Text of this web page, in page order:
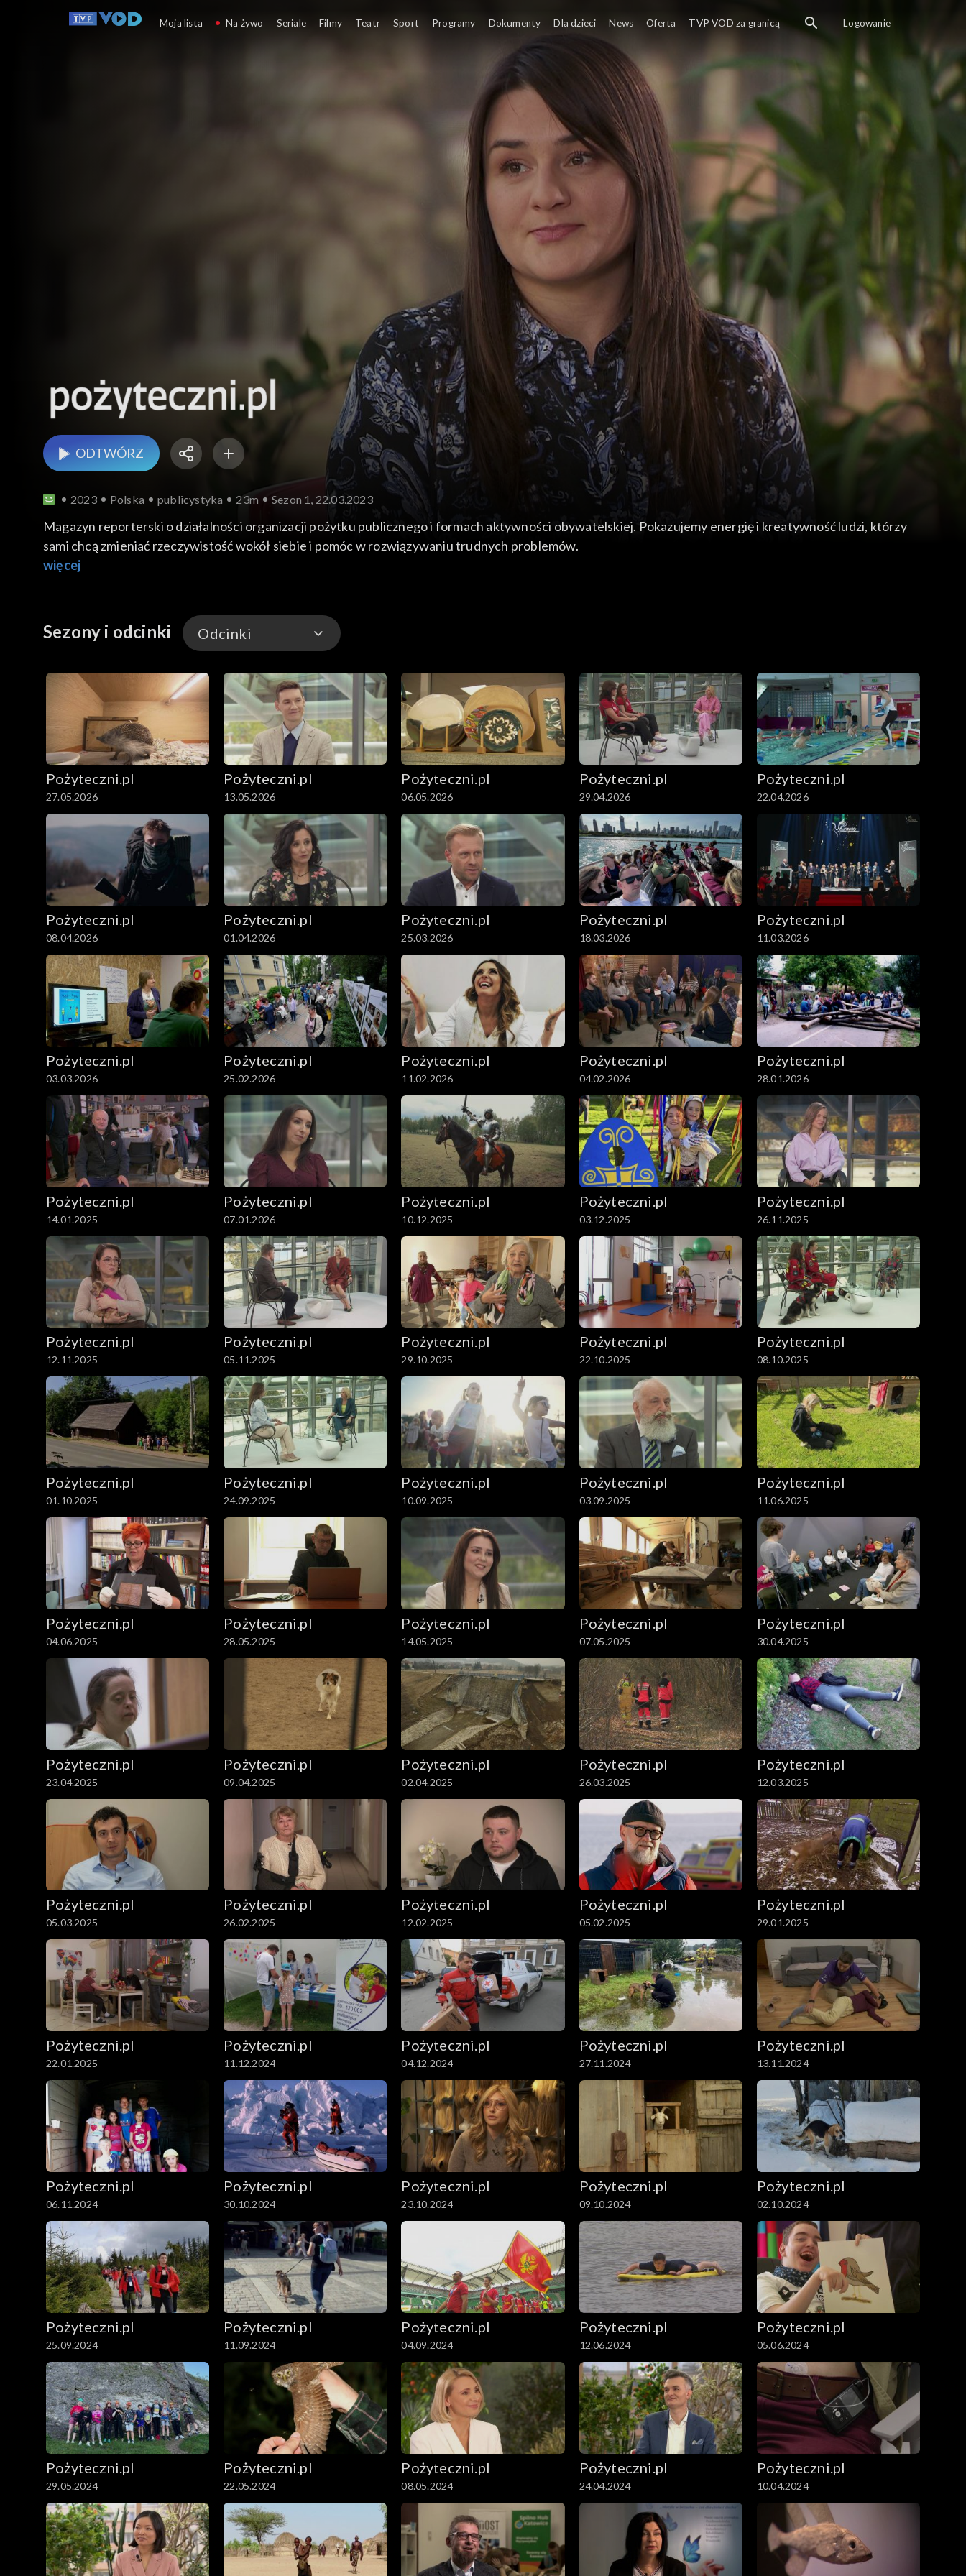
ODTWÓRZ
2023 Polska publicystyka 23m Sezon 1, 22.03.2023
Magazyn reporterski o działalności organizacji pożytku publicznego i formach aktywności obywatelskiej. Pokazujemy energię i kreatywność ludzi, którzy
sami chcą zmieniać rzeczywistość wokół siebie i pomóc w rozwiązywaniu trudnych problemów.
więcej
Sezony i odcinki Odcinki
Odcinki
Pożyteczni.pl
27.05.2026
Pożyteczni.pl
13.05.2026
Pożyteczni.pl
06.05.2026
Pożyteczni.pl
29.04.2026
Pożyteczni.pl
22.04.2026
Pożyteczni.pl
08.04.2026
Pożyteczni.pl
01.04.2026
Pożyteczni.pl
25.03.2026
Pożyteczni.pl
18.03.2026
Pożyteczni.pl
11.03.2026
Pożyteczni.pl
03.03.2026
Pożyteczni.pl
25.02.2026
Pożyteczni.pl
11.02.2026
Pożyteczni.pl
04.02.2026
Pożyteczni.pl
28.01.2026
Pożyteczni.pl
14.01.2025
Pożyteczni.pl
07.01.2026
Pożyteczni.pl
10.12.2025
Pożyteczni.pl
03.12.2025
Pożyteczni.pl
26.11.2025
Pożyteczni.pl
12.11.2025
Pożyteczni.pl
05.11.2025
Pożyteczni.pl
29.10.2025
Pożyteczni.pl
22.10.2025
Pożyteczni.pl
08.10.2025
Pożyteczni.pl
01.10.2025
Pożyteczni.pl
24.09.2025
Pożyteczni.pl
10.09.2025
Pożyteczni.pl
03.09.2025
Pożyteczni.pl
11.06.2025
Pożyteczni.pl
04.06.2025
Pożyteczni.pl
28.05.2025
Pożyteczni.pl
14.05.2025
Pożyteczni.pl
07.05.2025
Pożyteczni.pl
30.04.2025
Pożyteczni.pl
23.04.2025
Pożyteczni.pl
09.04.2025
Pożyteczni.pl
02.04.2025
Pożyteczni.pl
26.03.2025
Pożyteczni.pl
12.03.2025
Pożyteczni.pl
05.03.2025
Pożyteczni.pl
26.02.2025
Pożyteczni.pl
12.02.2025
Pożyteczni.pl
05.02.2025
Pożyteczni.pl
29.01.2025
Pożyteczni.pl
22.01.2025
Pożyteczni.pl
11.12.2024
Pożyteczni.pl
04.12.2024
Pożyteczni.pl
27.11.2024
Pożyteczni.pl
13.11.2024
Pożyteczni.pl
06.11.2024
Pożyteczni.pl
30.10.2024
Pożyteczni.pl
23.10.2024
Pożyteczni.pl
09.10.2024
Pożyteczni.pl
02.10.2024
Pożyteczni.pl
25.09.2024
Pożyteczni.pl
11.09.2024
Pożyteczni.pl
04.09.2024
Pożyteczni.pl
12.06.2024
Pożyteczni.pl
05.06.2024
Pożyteczni.pl
29.05.2024
Pożyteczni.pl
22.05.2024
Pożyteczni.pl
08.05.2024
Pożyteczni.pl
24.04.2024
Pożyteczni.pl
10.04.2024
Moja lista Na żywo Seriale Filmy Teatr Sport Programy Dokumenty Dla dzieci News Oferta TVP VOD za granicą Logowanie